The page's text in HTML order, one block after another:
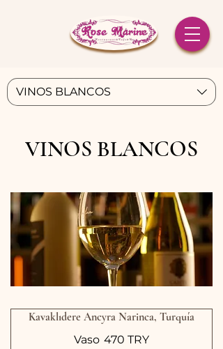
VINOS BLANCOS
VINOS BLANCOS
Kavaklıdere Ancyra Narinca, Turquía
Vaso 470 TRY